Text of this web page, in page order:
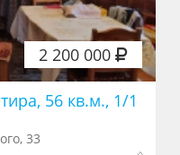
2 200 000
56 кв.м., 1/1
33